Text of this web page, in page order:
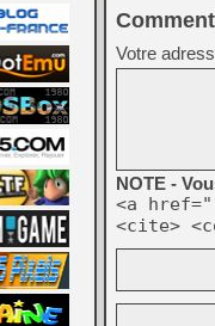
Votre
NOTE -
<a
<cite>